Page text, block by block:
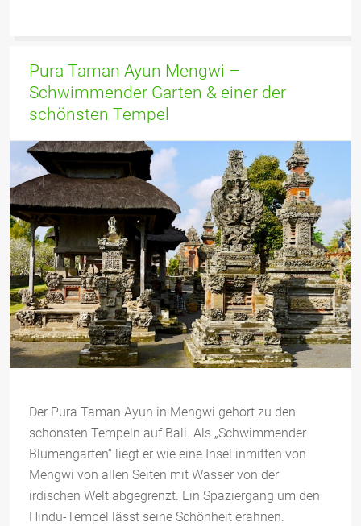
Pura Taman Ayun Mengwi –
Schwimmender Garten & einer der
schönsten Tempel
Der Pura Taman Ayun in Mengwi gehört zu den
schönsten Tempeln auf Bali. Als „Schwimmender
Blumengarten“ liegt er wie eine Insel inmitten von
Mengwi von allen Seiten mit Wasser von der
irdischen Welt abgegrenzt. Ein Spaziergang um den
Hindu-Tempel lässt seine Schönheit erahnen.